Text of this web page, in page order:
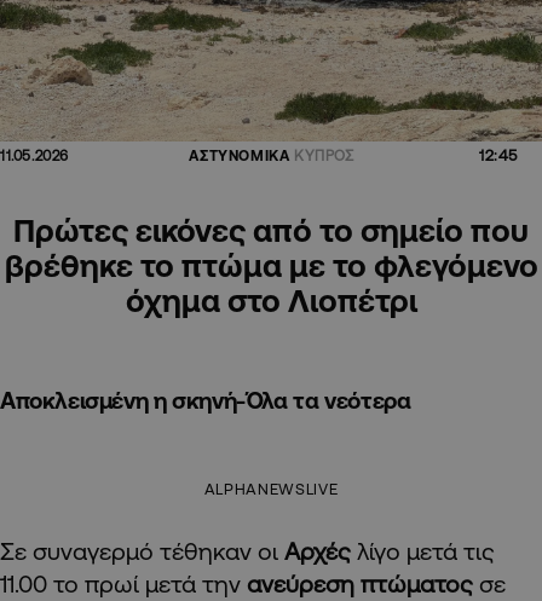
11.05.2026 ΑΣΤΥΝΟΜΙΚΑ ΚΥΠΡΟΣ 12:45
Πρώτες εικόνες από το σημείο που
βρέθηκε το πτώμα με το φλεγόμενο
όχημα στο Λιοπέτρι
Αποκλεισμένη η σκηνή-Όλα τα νεότερα
ALPHANEWSLIVE
Σε συναγερμό τέθηκαν οι Αρχές λίγο μετά τις
11.00 το πρωί μετά την ανεύρεση πτώματος σε